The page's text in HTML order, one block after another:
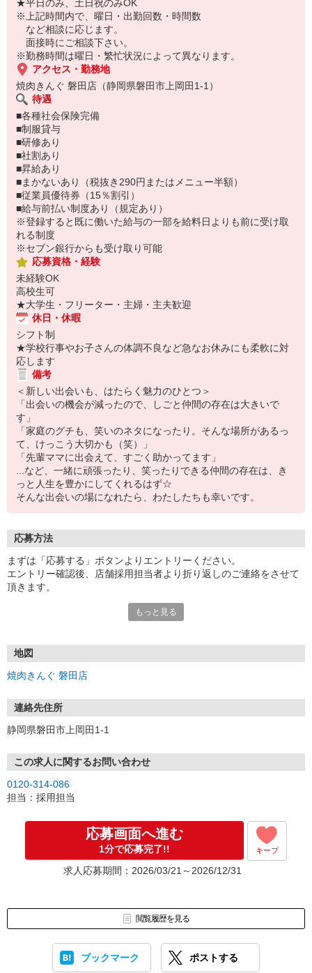
いています◎
『焼肉きんぐ』について
新鮮なお肉を、最良のタイミングで味わえる焼肉店。
焼肉きんぐは、焼肉をテーブルバイキング方式で食べ放題できるお
店。
オーダーが入ってからお届けするのがポイントで、鮮度抜群のお肉
をあっつあつの状態で味わえます。
多くのお客様からご好評をいただいており、店内はいつも賑やか。
通常の食べ放題コースの他、季節ごとの期間限定メニューも用意し
ており、一年中わくわくできる焼肉店です。お客様はもちろんです
が、スタッフも明るく楽しく過ごせるお店ですよ。
★平日のみ、土日祝のみOK
※上記時間内で、曜日・出勤回数・時間数
など相談に応じます。
面接時にご相談下さい。
※勤務時間は曜日・繁忙状況によって異なります。
アクセス・勤務地
焼肉きんぐ 磐田店（静岡県磐田市上岡田1-1）
待遇
■各種社会保険完備
■制服貸与
■研修あり
■社割あり
■昇給あり
■まかないあり（税抜き290円またはメニュー半額）
■従業員優待券（15％割引）
■給与前払い制度あり（規定あり）
※登録すると既に働いた給与の一部を給料日よりも前に受け取
れる制度
※セブン銀行からも受け取り可能
応募資格・経験
未経験OK
高校生可
★大学生・フリーター・主婦・主夫歓迎
休日・休暇
シフト制
★学校行事やお子さんの体調不良など急なお休みにも柔軟に対
応します
備考
＜新しい出会いも、はたらく魅力のひとつ＞
「出会いの機会が減ったので、しごと仲間の存在は大きいで
す」
「家庭のグチも、笑いのネタになったり。そんな場所があるっ
て、けっこう大切かも（笑）」
「先輩ママに出会えて、すごく助かってます」
...など、一緒に頑張ったり、笑ったりできる仲間の存在は、き
っと人生を豊かにしてくれるはず☆
そんな出会いの場になれたら、わたしたちも幸いです。
応募方法
まずは「応募する」ボタンよりエントリーください。
エントリー確認後、店舗採用担当者より折り返しのご連絡をさせて
頂きます。
にどうぞ。
【個人情報の取扱いについて】
「応募者の方へのご連絡」「採用後の人事・労務業務における使
用」の目的のためにのみ利用致します。
もっと見る
地図
焼肉きんぐ 磐田店
連絡先住所
静岡県磐田市上岡田1-1
この求人に関するお問い合わせ
0120-314-086
担当：採用担当
応募画面へ進む
1分で応募完了!! キープ
求人応募期間：2026/03/21～2026/12/31
閲覧履歴を見る
ブックマーク ポストする